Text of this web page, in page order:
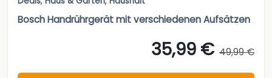
Bosch Handrührgerät mit verschiedenen Aufsätzen
35,99 € 49,99 €